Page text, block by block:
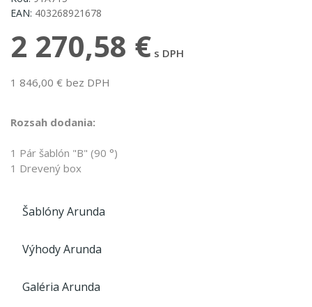
EAN: 403268921678
2 270,58 € s DPH
1 846,00 € bez DPH
Rozsah dodania:
1 Pár šablón "B" (90 °)
1 Drevený box
Šablóny Arunda
Výhody Arunda
Galéria Arunda